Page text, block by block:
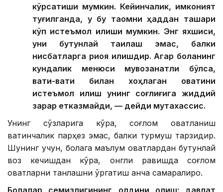
кўрсатиши мумкин. Кейинчалик, имконият
туғилганда, у бу таомни ҳаддан ташқари
кўп истеъмол қилиши мумкин. Энг яхшиси,
уни бутунлай тақиқлаш эмас, балки
нисбатларга риоя қилишдир. Агар боланинг
кундалик менюси мувозанатли бўлса,
вақти-вақти билан хоҳлаган овқатини
истеъмол қилиш унинг соғлиғига жиддий
зарар етказмайди, — дейди мутахассис.
Унинг сўзларига кўра, соғлом овқатланиш
вақтинчалик парҳез эмас, балки турмуш тарзидир.
Шунинг учун, болага маълум овқатлардан бутунлай
воз кечишдан кўра, онгли равишда соғлом
овқатларни танлашни ўргатиш анча самаралироқ.